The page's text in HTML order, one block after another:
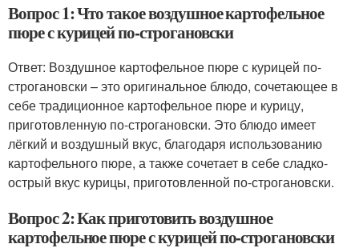
Вопрос 1: Что такое воздушное картофельное
пюре с курицей по-строгановски
Ответ: Воздушное картофельное пюре с курицей по-
строгановски – это оригинальное блюдо, сочетающее в
себе традиционное картофельное пюре и курицу,
приготовленную по-строгановски. Это блюдо имеет
лёгкий и воздушный вкус, благодаря использованию
картофельного пюре, а также сочетает в себе сладко-
острый вкус курицы, приготовленной по-строгановски.
Вопрос 2: Как приготовить воздушное
картофельное пюре с курицей по-строгановски